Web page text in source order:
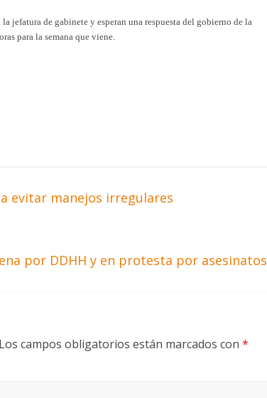
jefatura de gabinete y esperan una respuesta del gobierno de la
para la semana que viene.
evitar manejos irregulares
por DDHH y en protesta por asesinatos
Los campos obligatorios están marcados con *